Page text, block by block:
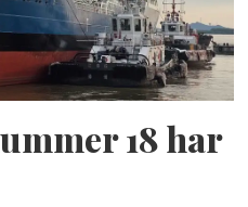
18 har